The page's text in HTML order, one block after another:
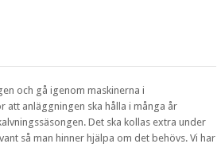
och gå igenom maskinerna i
anläggningen ska hålla i många år
Det ska kollas extra under
så man hinner hjälpa om det behövs. Vi har